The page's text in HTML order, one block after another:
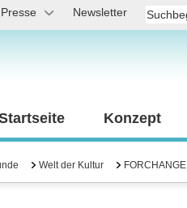
Presse Newsletter
Konzept
Welt der Kultur FORCHANGE